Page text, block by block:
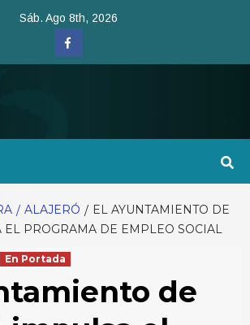
Sáb. Ago 8th, 2026
Facebook
ALAJERÓ
EL AYUNTAMIENTO DE
EL PROGRAMA DE EMPLEO SOCIAL
En Portada
de